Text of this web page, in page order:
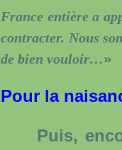
France entière a
contracter. Nous
de bien vouloir…»
Pour la
Puis,